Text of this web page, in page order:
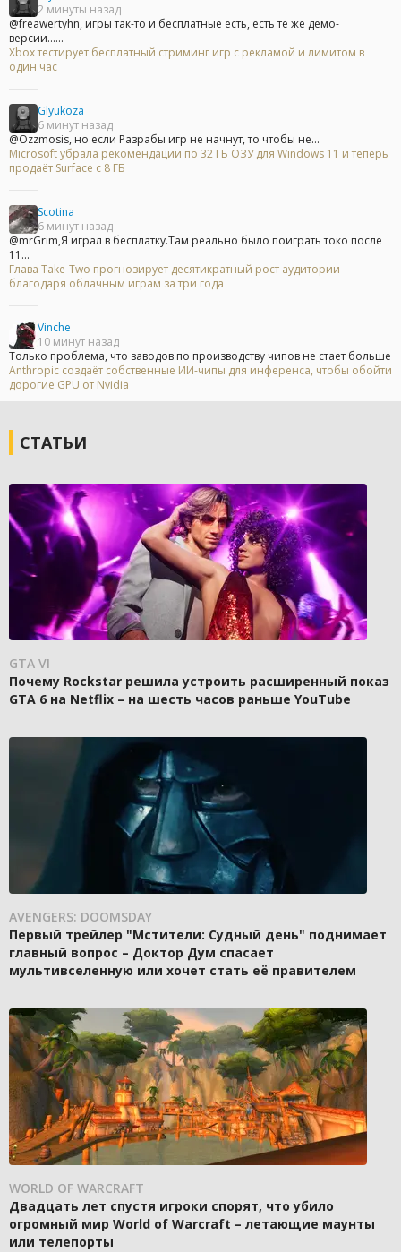
2 минуты назад
@freawertyhn, игры так-то и бесплатные есть, есть те же демо-
версии......
Xbox тестирует бесплатный стриминг игр с рекламой и лимитом в
один час
Glyukoza
6 минут назад
@Ozzmosis, но если Разрабы игр не начнут, то чтобы не...
Microsoft убрала рекомендации по 32 ГБ ОЗУ для Windows 11 и теперь
продаёт Surface с 8 ГБ
Scotina
6 минут назад
@mrGrim,Я играл в бесплатку.Там реально было поиграть токо после
11...
Глава Take-Two прогнозирует десятикратный рост аудитории
благодаря облачным играм за три года
Vinche
10 минут назад
Только проблема, что заводов по производству чипов не стает больше
Anthropic создаёт собственные ИИ-чипы для инференса, чтобы обойти
дорогие GPU от Nvidia
СТАТЬИ
GTA VI
Почему Rockstar решила устроить расширенный показ
GTA 6 на Netflix – на шесть часов раньше YouTube
AVENGERS: DOOMSDAY
Первый трейлер "Мстители: Судный день" поднимает
главный вопрос – Доктор Дум спасает
мультивселенную или хочет стать её правителем
WORLD OF WARCRAFT
Двадцать лет спустя игроки спорят, что убило
огромный мир World of Warcraft – летающие маунты
или телепорты